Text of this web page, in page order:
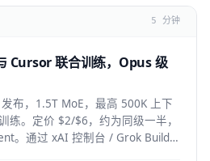
5 分钟
Cursor 联合训练，Opus 级
布，1.5T MoE，最高 500K 上下
练。定价 $2/$6，约为同级一半，
。通过 xAI 控制台 / Grok Build /